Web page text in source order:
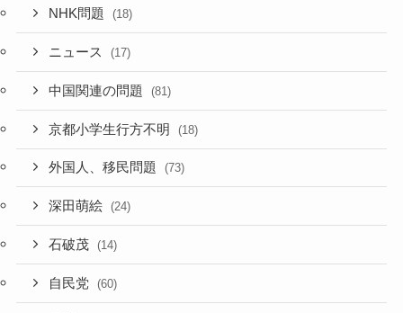
NHK問題 (18)
ニュース (17)
中国関連の問題 (81)
京都小学生行方不明 (18)
外国人、移民問題 (73)
深田萌絵 (24)
石破茂 (14)
自民党 (60)